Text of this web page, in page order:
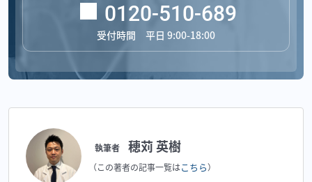
0120-510-689
受付時間 平日 9:00-18:00
執筆者 穂苅 英樹
（この著者の記事一覧はこちら）